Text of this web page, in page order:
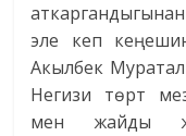
эле кеп
Акылбек
Негизи төрт
мен жайды